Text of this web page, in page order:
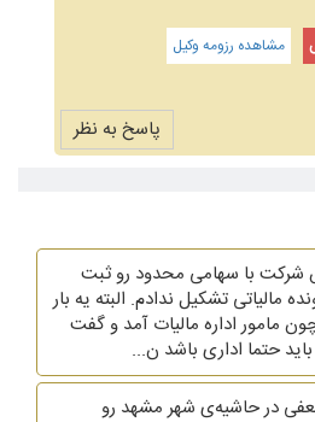
مشاهده رزومه وکیل
پاسخ به نظر
با سهامی محدود رو ثبت
مالیاتی تشکیل ندادم. البته یه بار
مامور اداره مالیات آمد و گفت
حتما اداری باشد ن...
در حاشیه‌ی شهر مشهد رو